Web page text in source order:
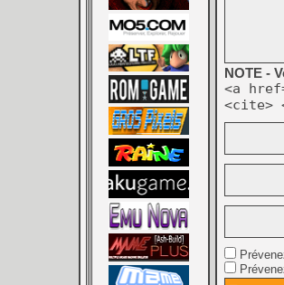
NOTE -
<a
<cite>